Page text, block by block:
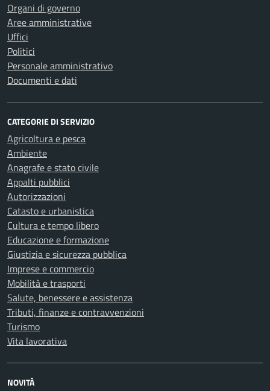
Organi di governo
Aree amministrative
Uffici
Politici
Personale amministrativo
Documenti e dati
CATEGORIE DI SERVIZIO
Agricoltura e pesca
Ambiente
Anagrafe e stato civile
Appalti pubblici
Autorizzazioni
Catasto e urbanistica
Cultura e tempo libero
Educazione e formazione
Giustizia e sicurezza pubblica
Imprese e commercio
Mobilità e trasporti
Salute, benessere e assistenza
Tributi, finanze e contravvenzioni
Turismo
Vita lavorativa
NOVITÀ